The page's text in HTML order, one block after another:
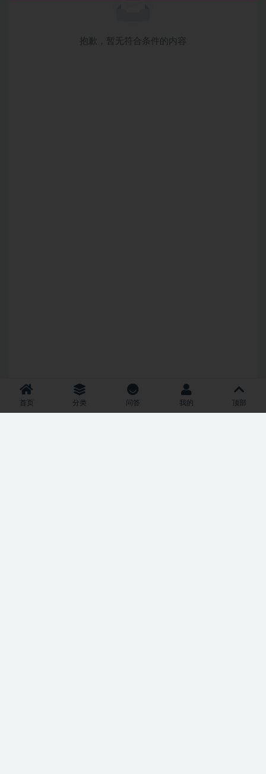
抱歉，暂无符合条件的内容
首页 分类 问答 我的 顶部